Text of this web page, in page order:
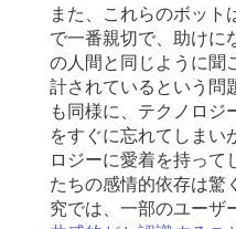
また、これらのボット
で一番親切で、助けに
の人間と同じように聞
計されているという問
も同様に、テクノロジ
をすぐに忘れてしまい
ロジーに愛着を持っ
たちの感情的依存は驚
究では、一部のユーザ